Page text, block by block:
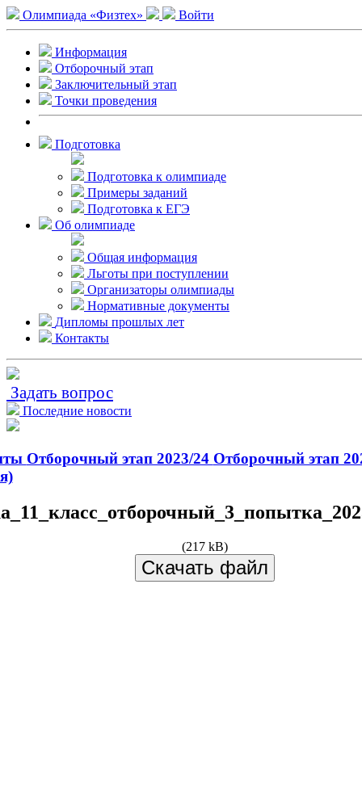
Олимпиада «Физтех» Войти
Информация
Отборочный этап
Заключительный этап
Точки проведения
Подготовка
Подготовка к олимпиаде
Примеры заданий
Подготовка к ЕГЭ
Об олимпиаде
Общая информация
Льготы при поступлении
Организаторы олимпиады
Нормативные документы
Дипломы прошлых лет
Контакты
Задать вопрос
Последние новости
Отборочный этап 2023/24 Отборочный этап
(217 kB)
Скачать файл